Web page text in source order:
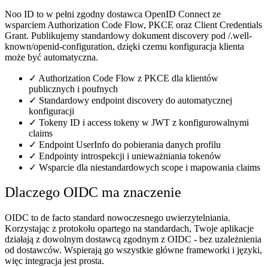
Noo ID to w pełni zgodny dostawca OpenID Connect ze
wsparciem Authorization Code Flow, PKCE oraz Client Credentials
Grant. Publikujemy standardowy dokument discovery pod /.well-
known/openid-configuration, dzięki czemu konfiguracja klienta
może być automatyczna.
✓ Authorization Code Flow z PKCE dla klientów
publicznych i poufnych
✓ Standardowy endpoint discovery do automatycznej
konfiguracji
✓ Tokeny ID i access tokeny w JWT z konfigurowalnymi
claims
✓ Endpoint UserInfo do pobierania danych profilu
✓ Endpointy introspekcji i unieważniania tokenów
✓ Wsparcie dla niestandardowych scope i mapowania claims
Dlaczego OIDC ma znaczenie
OIDC to de facto standard nowoczesnego uwierzytelniania.
Korzystając z protokołu opartego na standardach, Twoje aplikacje
działają z dowolnym dostawcą zgodnym z OIDC - bez uzależnienia
od dostawców. Wspierają go wszystkie główne frameworki i języki,
więc integracja jest prosta.